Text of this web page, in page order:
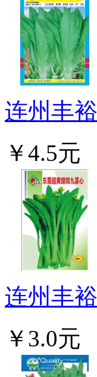
连州丰
￥4.5元
连州丰
￥3.0元